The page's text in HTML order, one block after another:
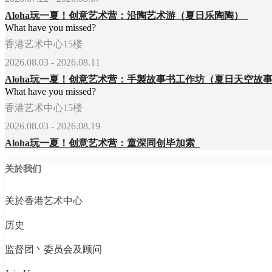
What have you missed?
香港艺术中心15楼
2026.08.03 - 2026.08.11
What have you missed?
香港艺术中心15楼
2026.08.03 - 2026.08.19
Aloha玩一夏！创意艺术营：童深同创毕加索
关於我们
关於香港艺术中心
历史
监督团丶委员会及顾问